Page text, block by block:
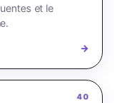
et le
→
40